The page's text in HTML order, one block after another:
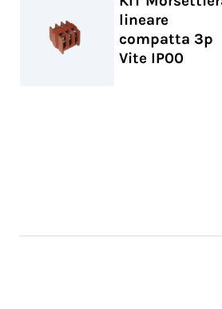
lineare
compatta 3p
Vite IP00